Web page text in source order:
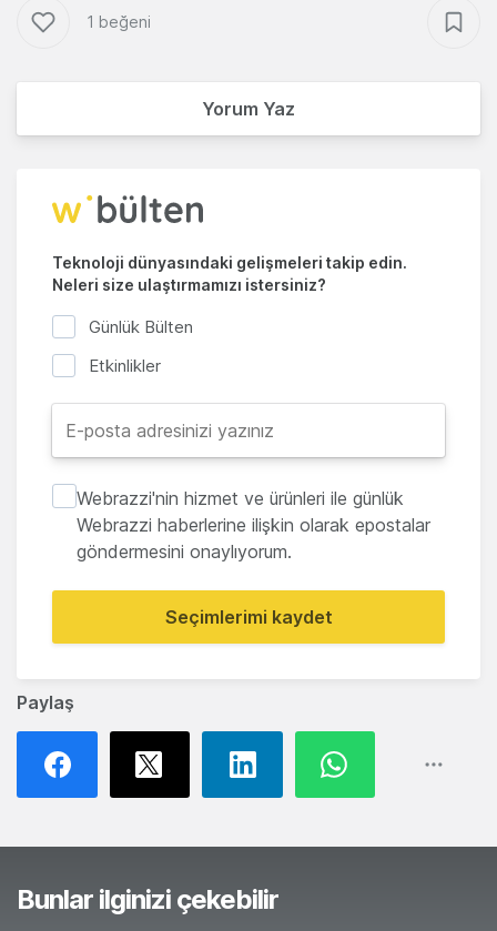
Paylaş
1 beğeni
Yorum Yaz
Teknoloji dünyasındaki gelişmeleri takip edin.
Neleri size ulaştırmamızı istersiniz?
Günlük Bülten
Etkinlikler
Webrazzi'nin hizmet ve ürünleri ile günlük
Webrazzi haberlerine ilişkin olarak epostalar
göndermesini onaylıyorum.
Seçimlerimi kaydet
Bunlar ilginizi çekebilir